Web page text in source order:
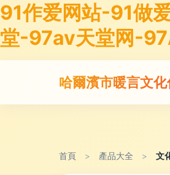
91作爱网站-91做
堂-97av天堂网-
哈爾濱市暖言文
首頁 > 產品大全 > 文